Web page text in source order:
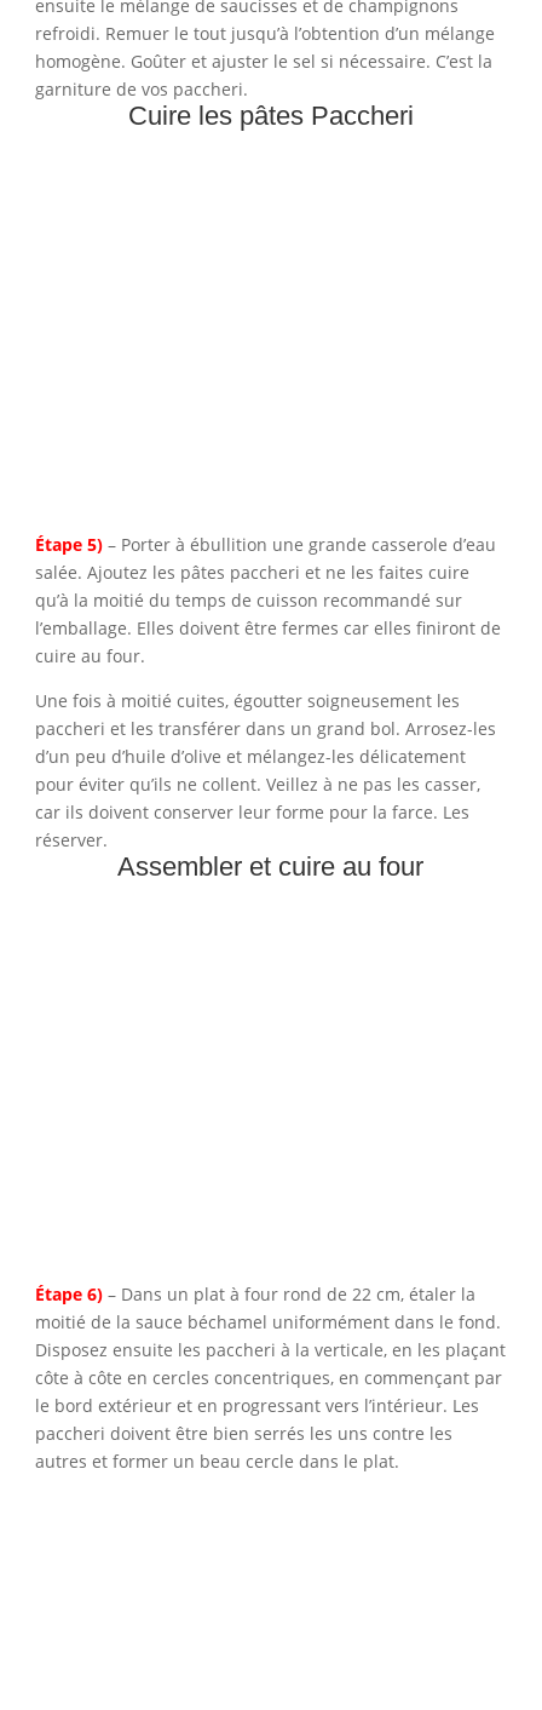
ensuite le mélange de saucisses et de champignons
refroidi. Remuer le tout jusqu’à l’obtention d’un mélange
homogène. Goûter et ajuster le sel si nécessaire. C’est la
garniture de vos paccheri.
Cuire les pâtes Paccheri
Étape 5)– Porter à ébullition une grande casserole d’eau
salée. Ajoutez les pâtes paccheri et ne les faites cuire
qu’à la moitié du temps de cuisson recommandé sur
l’emballage. Elles doivent être fermes car elles finiront de
cuire au four.
Une fois à moitié cuites, égoutter soigneusement les
paccheri et les transférer dans un grand bol. Arrosez-les
d’un peu d’huile d’olive et mélangez-les délicatement
pour éviter qu’ils ne collent. Veillez à ne pas les casser,
car ils doivent conserver leur forme pour la farce. Les
réserver.
Assembler et cuire au four
Étape 6) – Dans un plat à four rond de 22 cm, étaler la
moitié de la sauce béchamel uniformément dans le fond.
Disposez ensuite les paccheri à la verticale, en les plaçant
côte à côte en cercles concentriques, en commençant par
le bord extérieur et en progressant vers l’intérieur. Les
paccheri doivent être bien serrés les uns contre les
autres et former un beau cercle dans le plat.